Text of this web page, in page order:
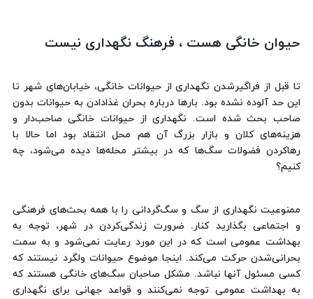
حیوان خانگی هست ، فرهنگ نگهداری نیست
تا قبل از فراگیرشدن نگهداری از حیوانات خانگی، خیابان‌های شهر تا
این حد آلوده نشده بود. بارها درباره بحران غذادادن به حیوانات بدون
صاحب بحث شده است. نگهداری از حیوانات خانگی صاحب‌دار و
هزینه‌های کلان و بازار بزرگ آن هم محل انتقاد بود اما حالا با
رهاکردن فضولات سگ‌ها که در بیشتر محله‌ها دیده می‌شود، چه
کنیم؟
ممنوعیت نگهداری از سگ و سگ‌گردانی را با همه بحث‌های فرهنگی
و اجتماعی بگذارید کنار. ضرورت زندگی‌کردن در شهر، توجه به
بهداشت عمومی است که در این مورد رعایت نمی‌شود و به سمت
بحرانی‌شدن حرکت می‌کند. اینجا موضوع حیوانات ولگرد نیستند که
کسی مسئول آنها نباشد. مشکل صاحبان سگ‌های خانگی هستند که
به بهداشت عمومی توجه نمی‌کنند و قواعد جهانی برای نگهداری